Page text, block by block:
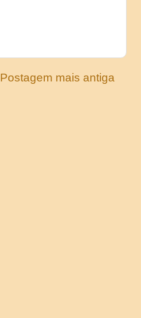
Postagem mais antiga